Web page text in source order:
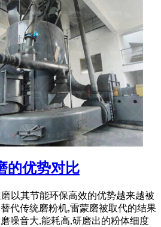
的优势对比
以其节能环保高效的优势越来越被
代传统磨粉机,雷蒙磨被取代的结果
噪音大,能耗高,研磨出的粉体细度